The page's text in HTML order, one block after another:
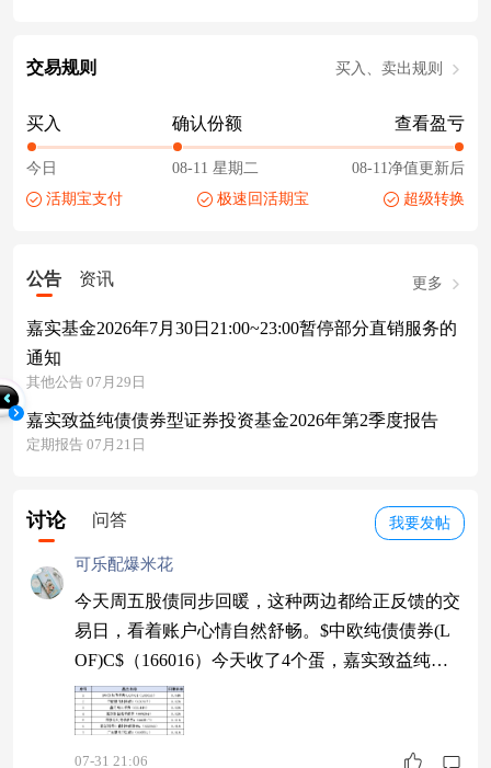
交易规则 买入、卖出规则
买入
今日
确认份额
08-11 星期二
查看盈亏
08-11净值更新后
活期宝支付
极速回活期宝 超级转换
公告 资讯 更多
嘉实基金2026年7月30日21:00~23:00暂停部分直销服务的
通知
其他公告 07月29日
嘉实致益纯债债券型证券投资基金2026年第2季度报告
定期报告 07月21日
我要发帖
讨论 问答
可乐配爆米花
今天周五股债同步回暖，这种两边都给正反馈的交
易日，看着账户心情自然舒畅。$中欧纯债债券(L
OF)C$（166016）今天收了4个蛋，嘉实致益纯债
债券（009294）收了2个蛋，广发景明中短债A（0
06591）收了1个蛋，中欧纯债的收蛋数更胜一筹。
它刚刚拿下近1年阶段新高，债券等固收类资产占
07-31 21:06